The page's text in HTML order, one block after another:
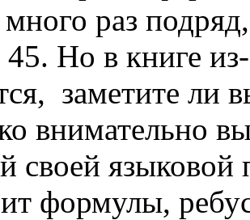
много раз
45. Но в книге
заметите ли
внимательно
своей языковой
формулы,